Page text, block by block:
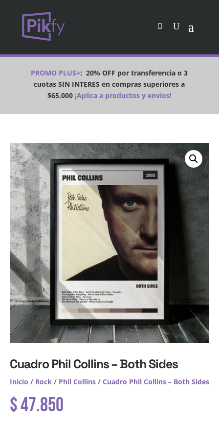
PROMO PLUS+:20% OFF por transferencia o 3
cuotas SIN INTERES en compras superiores a
$65.000¡Aplica a productos y envios!
Cuadro Phil Collins – Both Sides
Inicio / Rock / Phil Collins / Cuadro Phil Collins – Both Sides
$47.850